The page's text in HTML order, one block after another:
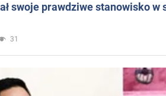
swoje prawdziwe stanowisko w
31